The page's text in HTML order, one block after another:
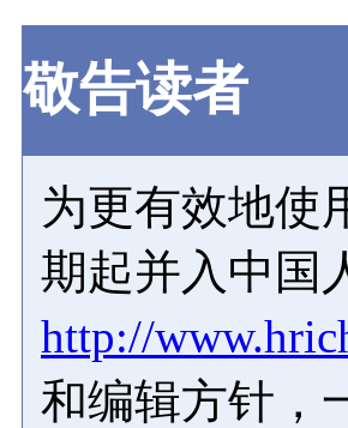
敬告读者
为更有效地使
期起并入中国
http://
和编辑方针，